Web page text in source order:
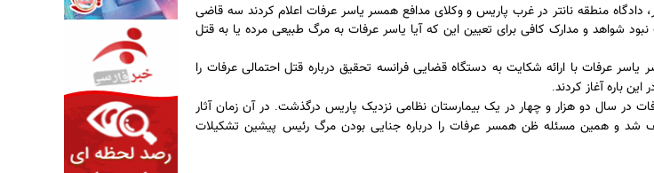
دادگاه منطقه نانتر در غرب پاریس و وکلای مدافع همسر یاسر عرفات اعلام کردند سه قاضی
شواهد و مدارک کافی برای تعیین این که آیا یاسر عرفات به مرگ طبیعی مرده یا به قتل
عرفات با ارائه شکایت به دستگاه قضایی فرانسه تحقیق درباره قتل احتمالی عرفات را
باره آغاز کردند.
در سال دو هزار و چهار در یک بیمارستان نظامی نزدیک پاریس درگذشت. در آن زمان آثار
و همین مسئله ظن همسر عرفات را درباره جنایی بودن مرگ رئیس پیشین تشکیلات